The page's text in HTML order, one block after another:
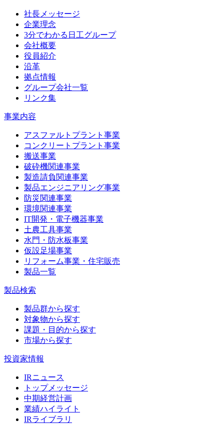
社長メッセージ
企業理念
3分でわかる日工グループ
会社概要
役員紹介
沿革
拠点情報
グループ会社一覧
リンク集
事業内容
アスファルトプラント事業
コンクリートプラント事業
搬送事業
破砕機関連事業
製造請負関連事業
製品エンジニアリング事業
防災関連事業
環境関連事業
IT開発・電子機器事業
土農工具事業
水門・防水板事業
仮設足場事業
リフォーム事業・住宅販売
製品一覧
製品検索
製品群から探す
対象物から探す
課題・目的から探す
市場から探す
投資家情報
IRニュース
トップメッセージ
中期経営計画
業績ハイライト
IRライブラリ